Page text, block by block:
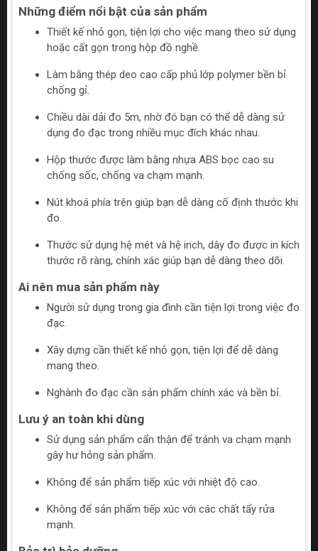
Những điểm nổi bật của sản phẩm
Thiết kế nhỏ gọn, tiện lợi cho việc mang theo sử dụng
hoặc cất gọn trong hộp đồ nghề.
Làm bằng thép deo cao cấp phủ lớp polymer bền bỉ
chống gỉ.
Chiều dài dải đo 5m, nhờ đó bạn có thể dễ dàng sử
dụng đo đạc trong nhiều mục đích khác nhau.
Hộp thước được làm bằng nhựa ABS bọc cao su
chống sốc, chống va chạm mạnh.
Nút khoá phía trên giúp bạn dễ dàng cố định thước khi
đo.
Thước sử dụng hệ mét và hệ inch, dây đo được in kích
thước rõ ràng, chính xác giúp bạn dễ dàng theo dõi.
Ai nên mua sản phẩm này
Người sử dụng trong gia đình cần tiện lợi trong việc đo
đạc.
Xây dựng cần thiết kế nhỏ gọn, tiện lợi để dễ dàng
mang theo.
Nghành đo đạc cần sản phẩm chính xác và bền bỉ.
Lưu ý an toàn khi dùng
Sử dụng sản phẩm cẩn thận để tránh va chạm mạnh
gây hư hỏng sản phẩm.
Không để sản phẩm tiếp xúc với nhiệt độ cao.
Không để sản phẩm tiếp xúc với các chất tẩy rửa
mạnh.